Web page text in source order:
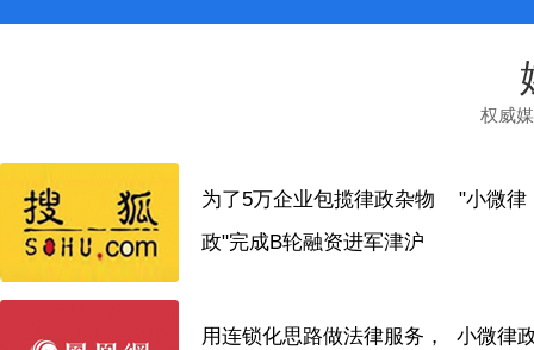
权威
为了5万企业包揽律政杂物 "小微律
政"完成B轮融资进军津沪
用连锁化思路做法律服务， 小微律